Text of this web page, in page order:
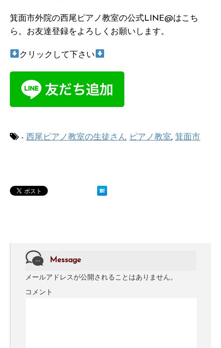
箕面市外院の西尾ピアノ教室の公式LINE@はこち
ら。お友達登録をよろしくお願いします。
クリックして下さい
- 西尾ピアノ教室の生徒さん ピアノ教室, 箕面市
Message
メールアドレスが公開されることはありません。
コメント